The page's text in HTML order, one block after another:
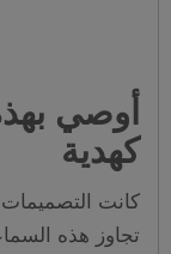
أوصي
كهدية
كانت
تجاوز هذه